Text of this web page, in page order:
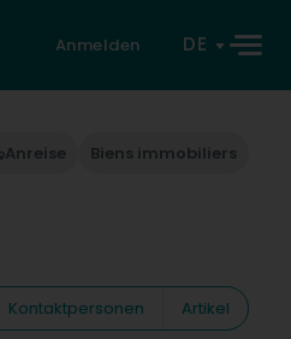
Anmelden DE
Anreise Biens immobiliers
Kontaktpersonen
Artikel